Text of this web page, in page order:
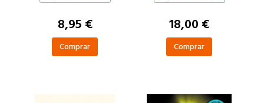
8,95 €
Comprar
18,00 €
Comprar